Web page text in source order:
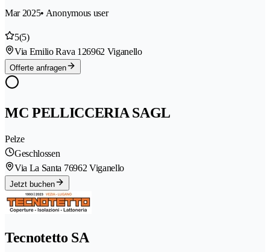
Mar 2025• Anonymous user
5(5)
Via Emilio Rava 126962 Viganello
Offerte anfragen
MC PELLICCERIA SAGL
Pelze
Geschlossen
Via La Santa 76962 Viganello
Jetzt buchen
Tecnotetto SA